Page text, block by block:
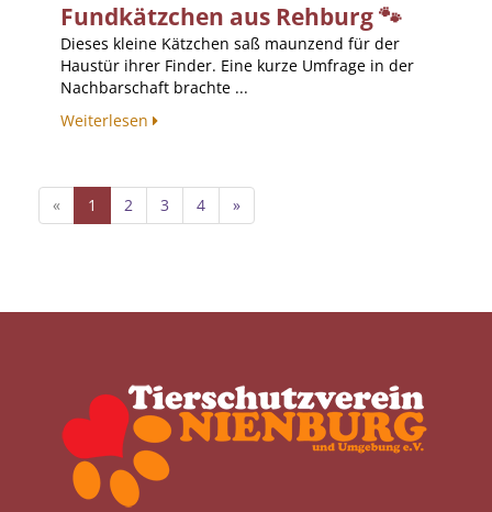
Fundkätzchen aus Rehburg 🐾
Dieses kleine Kätzchen saß maunzend für der
Haustür ihrer Finder. Eine kurze Umfrage in der
Nachbarschaft brachte ...
Weiterlesen
« 1 2 3 4 »